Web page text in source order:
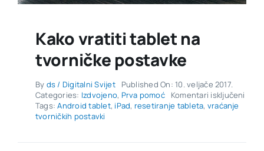
Kako vratiti tablet na
tvorničke postavke
By ds / Digitalni Svijet
Published On: 10. veljače 2017.
Categories: Izdvojeno, Prva pomoć Komentari isključeni
Tags:Android tablet, iPad, resetiranje tableta, vraćanje
tvorničkih postavki